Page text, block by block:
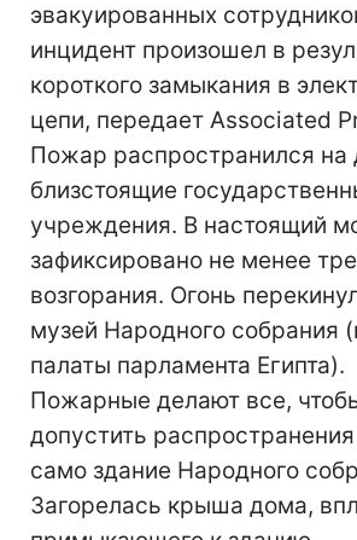
эвакуированных
инцидент произошел в
короткого замыкания в
цепи, передает Associated
Пожар распространился на
близстоящие
учреждения. В настоящий
зафиксировано не менее
возгорания. Огонь
музей Народного собрания
палаты парламента Египта).
Пожарные делают все,
допустить
само здание Народного
Загорелась крыша дома,